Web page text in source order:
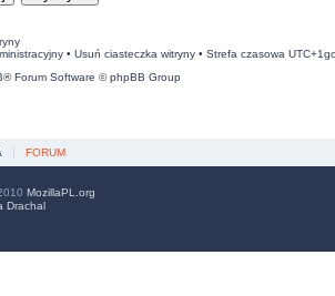
• Usuń ciasteczka witryny• Strefa czasowa
® Forum Software © phpBB Group
FORUM
MozillaPL.org
Drachal